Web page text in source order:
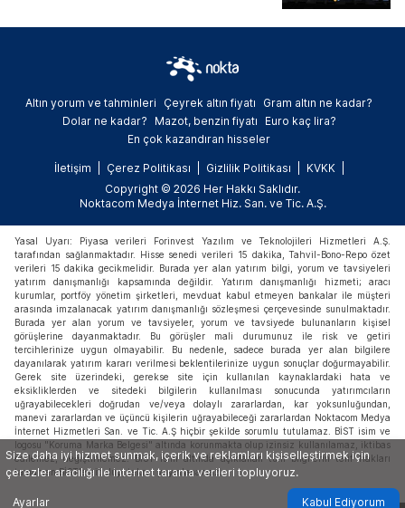
Altın yorum ve tahminleri Çeyrek altın fiyatı
Gram altın ne kadar?
Dolar ne kadar?
Mazot, benzin fiyatı
Euro kaç lira?
En çok kazandıran hisseler
İletişim Çerez Politikası Gizlilik Politikası
KVKK
Copyright © 2026 Her Hakkı Saklıdır.
Noktacom Medya İnternet Hiz. San. ve Tic. A.Ş.
Yasal Uyarı: Piyasa verileri Forinvest Yazılım ve Teknolojileri Hizmetleri A.Ş.
tarafından sağlanmaktadır. Hisse senedi verileri 15 dakika, Tahvil-Bono-Repo özet
verileri 15 dakika gecikmelidir. Burada yer alan yatırım bilgi, yorum ve tavsiyeleri
yatırım danışmanlığı kapsamında değildir. Yatırım danışmanlığı hizmeti; aracı
kurumlar, portföy yönetim şirketleri, mevduat kabul etmeyen bankalar ile müşteri
arasında imzalanacak yatırım danışmanlığı sözleşmesi çerçevesinde sunulmaktadır.
Burada yer alan yorum ve tavsiyeler, yorum ve tavsiyede bulunanların kişisel
görüşlerine dayanmaktadır. Bu görüşler mali durumunuz ile risk ve getiri
tercihlerinize uygun olmayabilir. Bu nedenle, sadece burada yer alan bilgilere
dayanılarak yatırım kararı verilmesi beklentilerinize uygun sonuçlar doğurmayabilir.
Gerek site üzerindeki, gerekse site için kullanılan kaynaklardaki hata ve
eksikliklerden ve sitedeki bilgilerin kullanılması sonucunda yatırımcıların
uğrayabilecekleri doğrudan ve/veya dolaylı zararlardan, kar yoksunluğundan,
manevi zararlardan ve üçüncü kişilerin uğrayabileceği zararlardan Noktacom Medya
İnternet Hizmetleri San. ve Tic. A.Ş hiçbir şekilde sorumlu tutulamaz. BİST isim ve
logosu "Koruma Marka Belgesi" altında korunmakta olup izinsiz kullanılamaz, iktibas
edilemez, değiştirilemez. BİST ismi altında açıklanan tüm bilgilerin telif hakları
tamamen BİST'e ait olup, tekrar yayınlanamaz.
Size daha iyi hizmet sunmak, içerik ve reklamları kişiselleştirmek için
çerezler aracılığı ile internet tarama verileri topluyoruz.
Ayarlar Kabul Ediyorum